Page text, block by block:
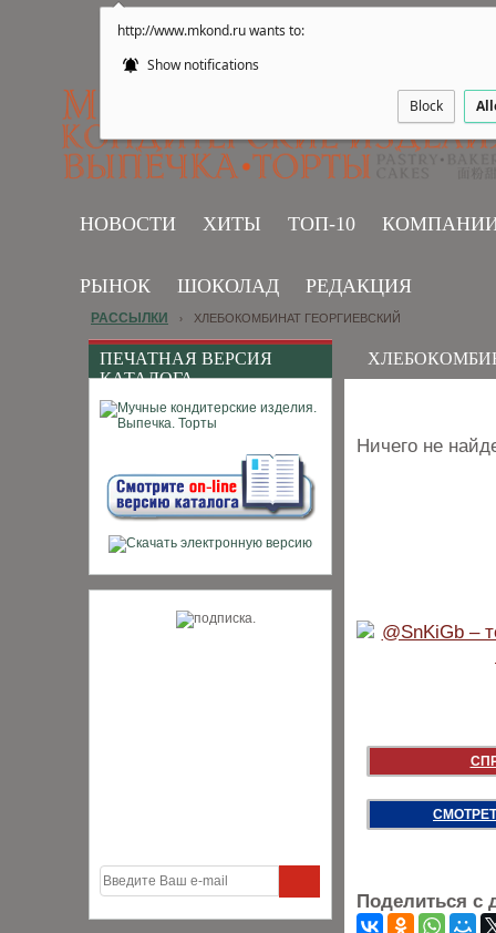
http://www.mkond.ru wants to:
Show notifications
Block
НОВОСТИ ХИТЫ ТОП-10
РЫНОК ШОКОЛАД РЕДАКЦИЯ
ПЕЧАТНАЯ ВЕРСИЯ
КАТАЛОГА
РАССЫЛКИ › ХЛЕБОКОМБИНАТ ГЕОРГИЕВСКИЙ
Ничего не
Поделиться с